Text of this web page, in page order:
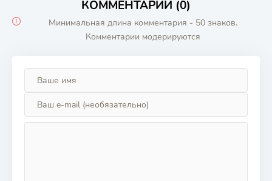
КОММЕНТАРИИ (0)
Минимальная длина комментария - 50 знаков.
Комментарии модерируются